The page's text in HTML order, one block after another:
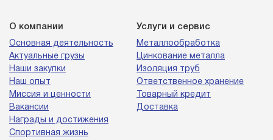
О компании
Основная деятельность
Актуальные грузы
Наши закупки
Наш опыт
Миссия и ценности
Вакансии
Награды и достижения
Спортивная жизнь
Услуги и сервис
Металлообработка
Цинкование металла
Изоляция труб
Ответственное хранение
Товарный кредит
Доставка